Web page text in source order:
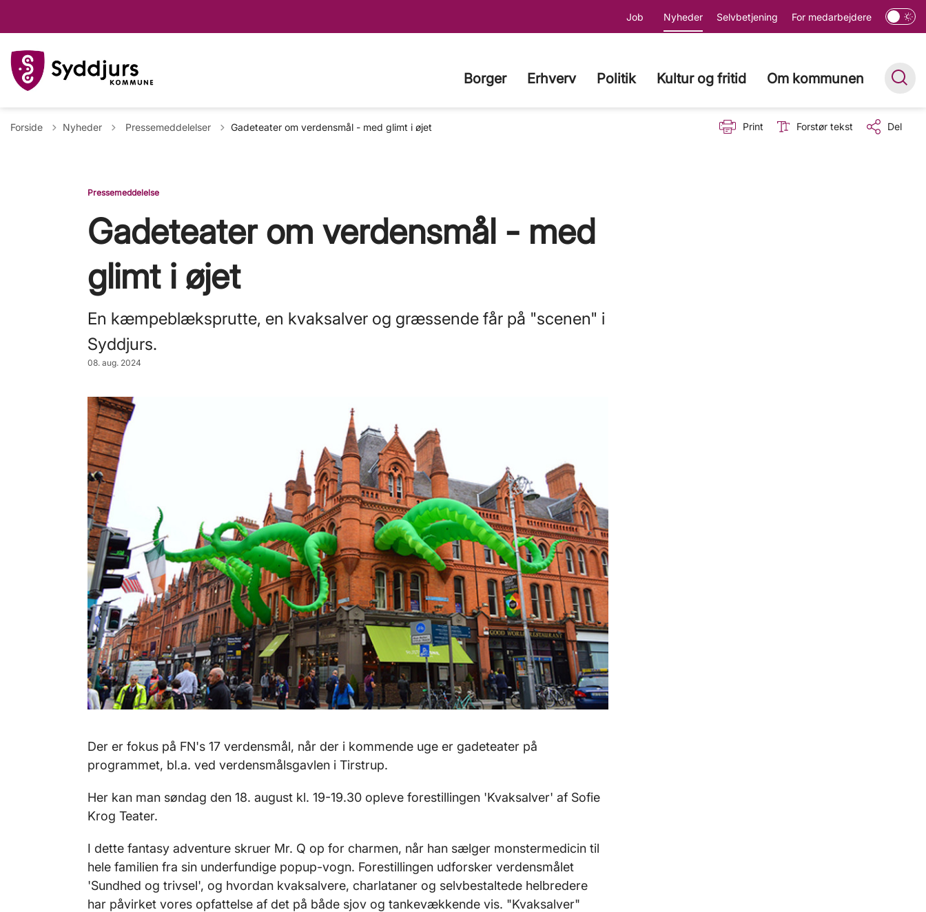
Job Nyheder Selvbetjening For medarbejdere
Borger Erhverv Politik Kultur og fritid Om kommunen
Forside Nyheder Tilbage til
Pressemeddelelser Gadeteater om verdensmål - med glimt i øjet Print Forstør tekst Del
Pressemeddelelse
Gadeteater om verdensmål - med
glimt i øjet
En kæmpeblæksprutte, en kvaksalver og græssende får på "scenen" i
Syddjurs.
08. aug. 2024
Der er fokus på FN's 17 verdensmål, når der i kommende uge er gadeteater på
programmet, bl.a. ved verdensmålsgavlen i Tirstrup.
Her kan man søndag den 18. august kl. 19-19.30 opleve forestillingen 'Kvaksalver' af Sofie
Krog Teater.
I dette fantasy adventure skruer Mr. Q op for charmen, når han sælger monstermedicin til
hele familien fra sin underfundige popup-vogn. Forestillingen udforsker verdensmålet
'Sundhed og trivsel', og hvordan kvaksalvere, charlataner og selvbestaltede helbredere
har påvirket vores opfattelse af det på både sjov og tankevækkende vis. "Kvaksalver"